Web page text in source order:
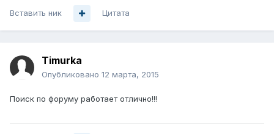
Вставить ник Цитата
Timurka
Опубликовано 12 марта, 2015
Поиск по форуму работает отлично!!!